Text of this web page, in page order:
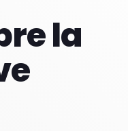
la